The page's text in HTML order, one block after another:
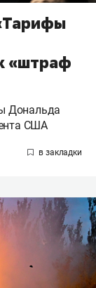
«штраф
Дональда
США